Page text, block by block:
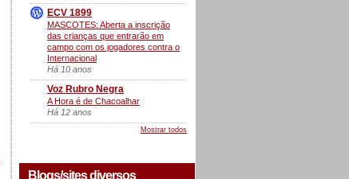
ECV 1899
MASCOTES: Aberta a inscrição
das crianças que entrarão em
campo com os jogadores contra o
Internacional
Há 10 anos
Voz Rubro Negra
A Hora é de Chacoalhar
Há 12 anos
Mostrar todos
Blogs/sites diversos